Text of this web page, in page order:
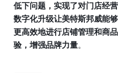
低下问题，实现了对门店经
数字化升级让美特斯邦威能
更高效地进行店铺管理和商
验，增强品牌力量。